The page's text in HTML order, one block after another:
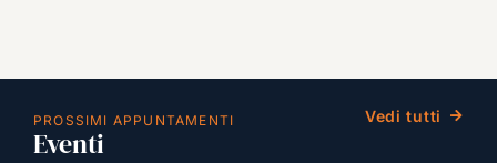
PROSSIMI APPUNTAMENTI
Eventi
Vedi tutti